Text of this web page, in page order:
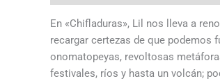
En «Chifladuras», Lil nos lleva a
recargar certezas de que podemos
onomatopeyas, revoltosas
festivales, ríos y hasta un volcán;